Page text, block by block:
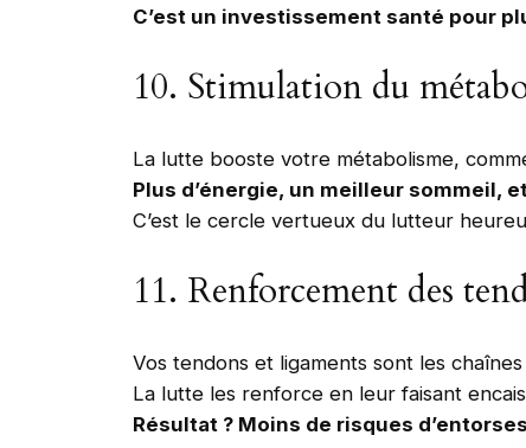
C’est un investissement santé pour
10. Stimulation du
La lutte booste votre métabolisme,
Plus d’énergie, un meilleur sommeil,
C’est le cercle vertueux du lutteur
11. Renforcement des
Vos tendons et ligaments sont les
La lutte les renforce en leur faisant
Résultat ? Moins de risques